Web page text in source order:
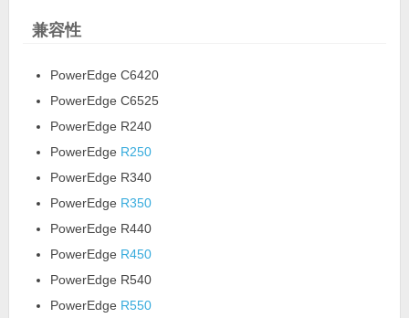
兼容性
PowerEdge C6420
PowerEdge C6525
PowerEdge R240
PowerEdge R250
PowerEdge R340
PowerEdge R350
PowerEdge R440
PowerEdge R450
PowerEdge R540
PowerEdge R550